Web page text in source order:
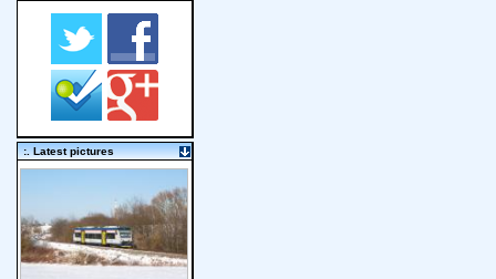
:. Latest pictures